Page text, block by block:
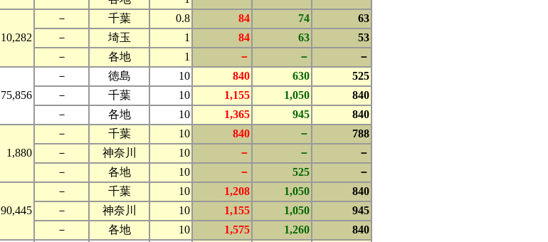
10,282
－ 千葉 0.8 84 74
63
－
埼玉 1 84 63
53
－
各地 1 － － －
75,856
－ 徳島 10 840 630
525
－
千葉 10 1,155 1,050
840
－
各地 10 1,365 945 840
1,880
－ 千葉 10 840 －
788
－
神奈川 10 － －
－
－
各地 10 － 525 －
90,445
－ 千葉 10 1,208 1,050
840
－
神奈川 10 1,155 1,050
945
－
各地 10 1,575 1,260 840